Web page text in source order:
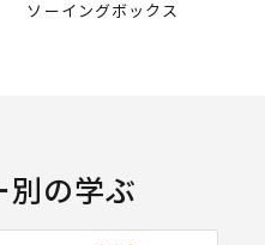
ソーイングボックス
別の学ぶ